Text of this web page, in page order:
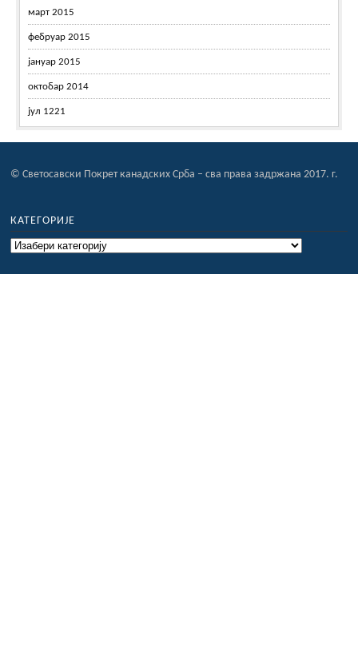
март 2015
фебруар 2015
јануар 2015
октобар 2014
јул 1221
© Светосавски Покрет канадских Срба – сва права задржана 2017. г.
КАТЕГОРИЈЕ
Категорије